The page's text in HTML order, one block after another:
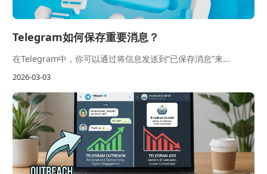
Telegram如何保存重要消息？
在Telegram中，你可以通过将信息发送到“已保存消息”来...
2026-03-03